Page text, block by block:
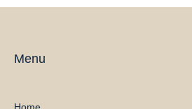
Menu